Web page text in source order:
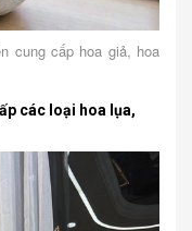
cung cấp hoa giả, hoa
các loại hoa lụa,